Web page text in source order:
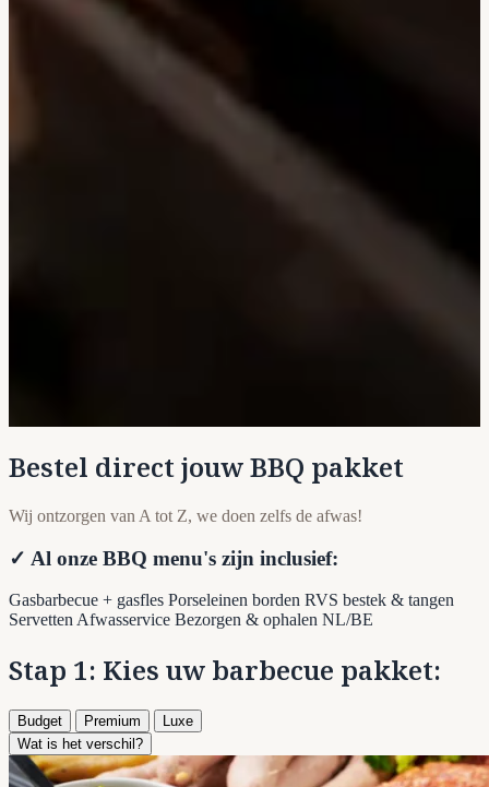
Bestel direct jouw BBQ pakket
Wij ontzorgen van A tot Z, we doen zelfs de afwas!
✓ Al onze BBQ menu's zijn inclusief:
Gasbarbecue + gasfles Porseleinen borden RVS bestek & tangen
ServettenAfwasservice Bezorgen & ophalen NL/BE
Stap 1: Kies uw barbecue pakket:
Budget Premium
Luxe
Wat is het verschil?